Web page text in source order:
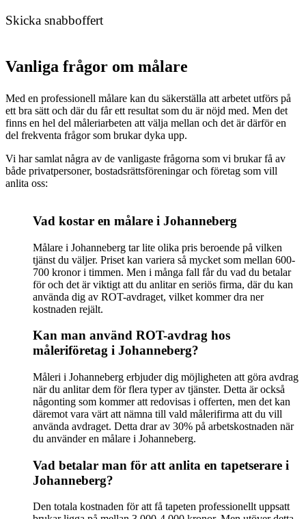
Skicka snabboffert
Vanliga frågor om målare
Med en professionell målare kan du säkerställa att arbetet utförs på
ett bra sätt och där du får ett resultat som du är nöjd med. Men det
finns en hel del måleriarbeten att välja mellan och det är därför en
del frekventa frågor som brukar dyka upp.
Vi har samlat några av de vanligaste frågorna som vi brukar få av
både privatpersoner, bostadsrättsföreningar och företag som vill
anlita oss:
Vad kostar en målare i Johanneberg
Målare i Johanneberg tar lite olika pris beroende på vilken
tjänst du väljer. Priset kan variera så mycket som mellan 600-
700 kronor i timmen. Men i många fall får du vad du betalar
för och det är viktigt att du anlitar en seriös firma, där du kan
använda dig av ROT-avdraget, vilket kommer dra ner
kostnaden rejält.
Kan man använd ROT-avdrag hos
måleriföretag i Johanneberg?
Måleri i Johanneberg erbjuder dig möjligheten att göra avdrag
när du anlitar dem för flera typer av tjänster. Detta är också
någonting som kommer att redovisas i offerten, men det kan
däremot vara värt att nämna till vald målerifirma att du vill
använda avdraget. Detta drar av 30% på arbetskostnaden när
du använder en målare i Johanneberg.
Vad betalar man för att anlita en tapetserare i
Johanneberg?
Den totala kostnaden för att få tapeten professionellt uppsatt